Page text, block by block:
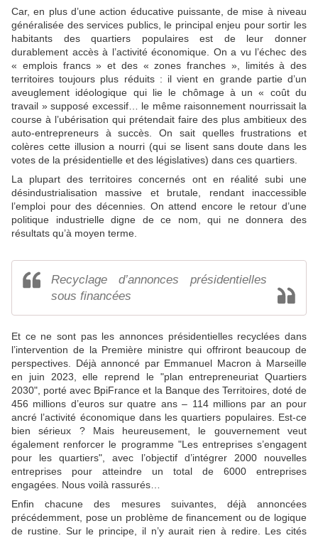
Car, en plus d’une action éducative puissante, de mise à niveau
généralisée des services publics, le principal enjeu pour sortir les
habitants des quartiers populaires est de leur donner
durablement accès à l’activité économique. On a vu l’échec des
« emplois francs » et des « zones franches », limités à des
territoires toujours plus réduits : il vient en grande partie d’un
aveuglement idéologique qui lie le chômage à un « coût du
travail » supposé excessif… le même raisonnement nourrissait la
course à l’ubérisation qui prétendait faire des plus ambitieux des
auto-entrepreneurs à succès. On sait quelles frustrations et
colères cette illusion a nourri (qui se lisent sans doute dans les
votes de la présidentielle et des législatives) dans ces quartiers.
La plupart des territoires concernés ont en réalité subi une
désindustrialisation massive et brutale, rendant inaccessible
l’emploi pour des décennies. On attend encore le retour d’une
politique industrielle digne de ce nom, qui ne donnera des
résultats qu’à moyen terme.
Recyclage d’annonces présidentielles
sous financées
Et ce ne sont pas les annonces présidentielles recyclées dans
l’intervention de la Première ministre qui offriront beaucoup de
perspectives. Déjà annoncé par Emmanuel Macron à Marseille
en juin 2023, elle reprend le "plan entrepreneuriat Quartiers
2030", porté avec BpiFrance et la Banque des Territoires, doté de
456 millions d’euros sur quatre ans – 114 millions par an pour
ancré l’activité économique dans les quartiers populaires. Est-ce
bien sérieux ? Mais heureusement, le gouvernement veut
également renforcer le programme "Les entreprises s’engagent
pour les quartiers", avec l’objectif d’intégrer 2000 nouvelles
entreprises pour atteindre un total de 6000 entreprises
engagées. Nous voilà rassurés…
Enfin chacune des mesures suivantes, déjà annoncées
précédemment, pose un problème de financement ou de logique
de rustine. Sur le principe, il n’y aurait rien à redire. Les cités